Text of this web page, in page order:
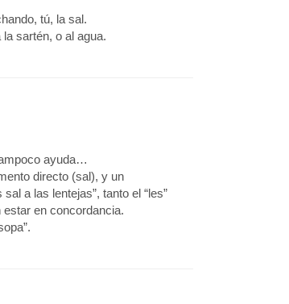
tú, la sal.
sartén, o al agua.
ayuda…
directo (sal), y un
a las lentejas”, tanto el “les”
en concordancia.